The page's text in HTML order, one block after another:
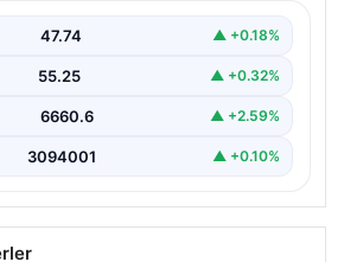
6660.6 ▲ +2.59%
3094001 ▲ +0.10%
Ambulansla hastaneye kaldırıldı
İle Çevrim içi İletişimin Güvenli